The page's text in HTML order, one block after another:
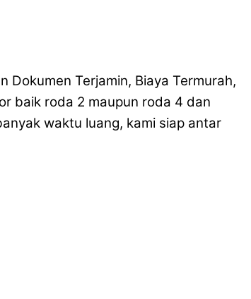
Dokumen Terjamin, Biaya Termurah,
baik roda 2 maupun roda 4 dan
waktu luang, kami siap antar